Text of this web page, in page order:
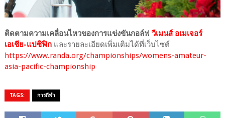
ติดตามความเคลื่อนไหวของการแข่งขันกอล์ฟ วีเมนส์ อเมเจอร์
เอเชีย-แปซิฟิก และรายละเอียดเพิ่มเติมได้ที่เว็บไซต์
https://www.randa.org/championships/womens-amateur-
asia-pacific-championship
TAGS: ​การกีฬา